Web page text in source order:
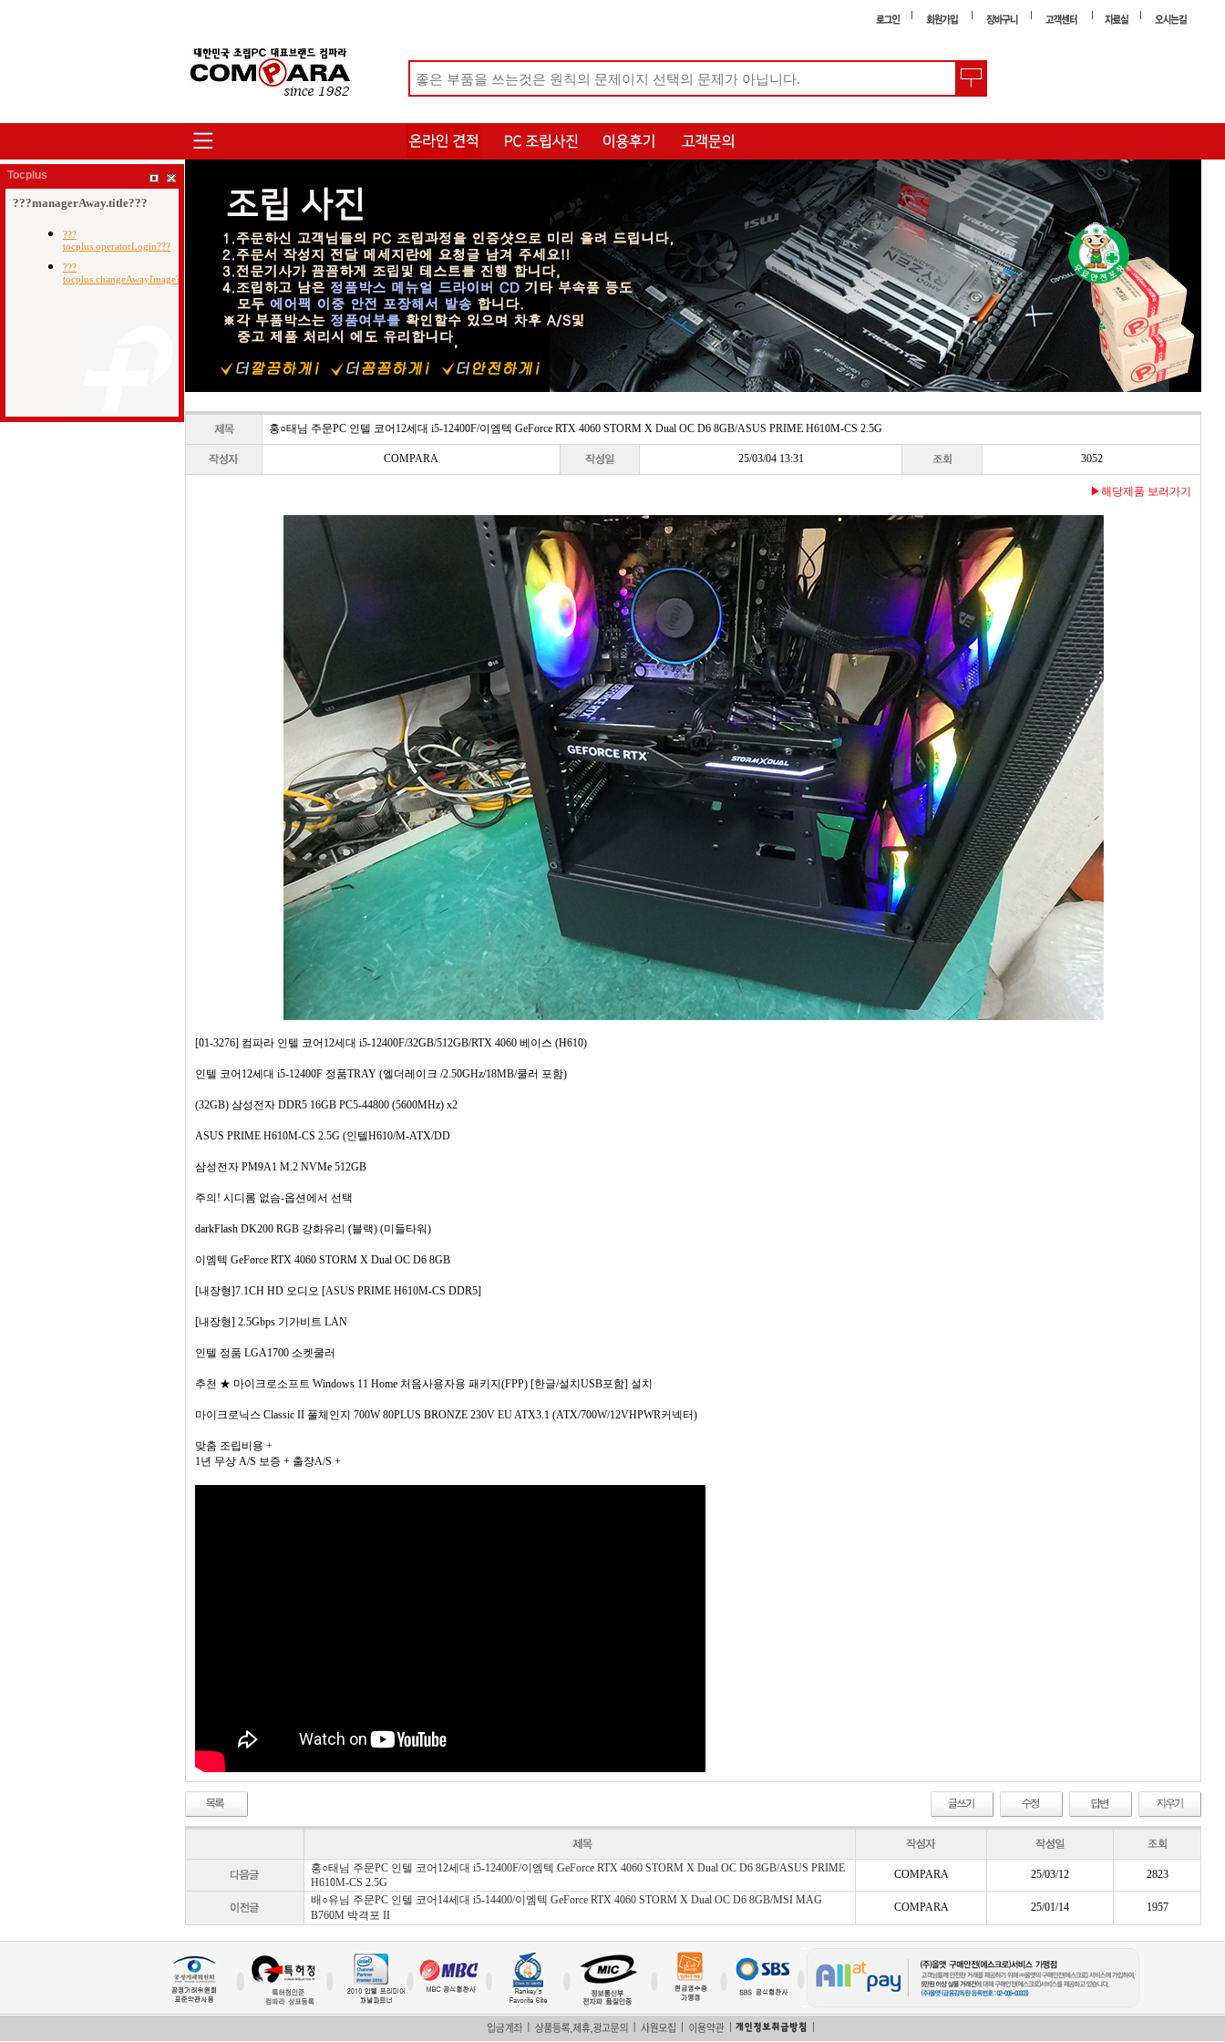
홍○태님 주문PC 인텔 코어12세대 i5-12400F/이엠텍 GeForce RTX 4060 STORM X Dual OC D6 8GB/ASUS PRIME H610M-CS 2.5G
COMPARA 25/03/04 13:31 3052
▶해당제품 보러가기
[01-3276] 컴파라 인텔 코어12세대 i5-12400F/32GB/512GB/RTX 4060 베이스 (H610)
인텔 코어12세대 i5-12400F 정품TRAY (엘더레이크 /2.50GHz/18MB/쿨러 포함)
(32GB) 삼성전자 DDR5 16GB PC5-44800 (5600MHz) x2
ASUS PRIME H610M-CS 2.5G (인텔H610/M-ATX/DD
삼성전자 PM9A1 M.2 NVMe 512GB
주의! 시디롬 없슴-옵션에서 선택
darkFlash DK200 RGB 강화유리 (블랙) (미들타워)
이엠텍 GeForce RTX 4060 STORM X Dual OC D6 8GB
[내장형]7.1CH HD 오디오 [ASUS PRIME H610M-CS DDR5]
[내장형] 2.5Gbps 기가비트 LAN
인텔 정품 LGA1700 소켓쿨러
추천 ★ 마이크로소프트 Windows 11 Home 처음사용자용 패키지(FPP) [한글/설치USB포함] 설치
마이크로닉스 Classic II 풀체인지 700W 80PLUS BRONZE 230V EU ATX3.1 (ATX/700W/12VHPWR커넥터)
맞춤 조립비용 +
1년 무상 A/S 보증 + 출장A/S +
홍○태님 주문PC 인텔 코어12세대 i5-12400F/이엠텍 GeForce RTX 4060 STORM X Dual OC D6 8GB/ASUS PRIME
H610M-CS 2.5G
COMPARA 25/03/12
2823
배○유님 주문PC 인텔 코어14세대 i5-14400/이엠텍 GeForce RTX 4060 STORM X Dual OC D6 8GB/MSI MAG
B760M 박격포 II
COMPARA 25/01/14 1957
Tocplus